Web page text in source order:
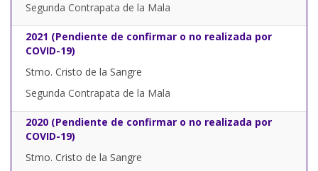
Segunda Contrapata de la Mala
2021 (Pendiente de confirmar o no realizada por
COVID-19)
Stmo. Cristo de la Sangre
Segunda Contrapata de la Mala
2020 (Pendiente de confirmar o no realizada por
COVID-19)
Stmo. Cristo de la Sangre